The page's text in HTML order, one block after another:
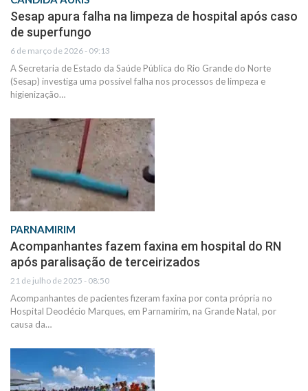
Sesap apura falha na limpeza de hospital após caso
de superfungo
6 de março de 2026 - 09:13
A Secretaria de Estado da Saúde Pública do Rio Grande do Norte
(Sesap) investiga uma possível falha nos processos de limpeza e
higienização…
PARNAMIRIM
Acompanhantes fazem faxina em hospital do RN
após paralisação de terceirizados
21 de julho de 2025 - 08:50
Acompanhantes de pacientes fizeram faxina por conta própria no
Hospital Deoclécio Marques, em Parnamirim, na Grande Natal, por
causa da…